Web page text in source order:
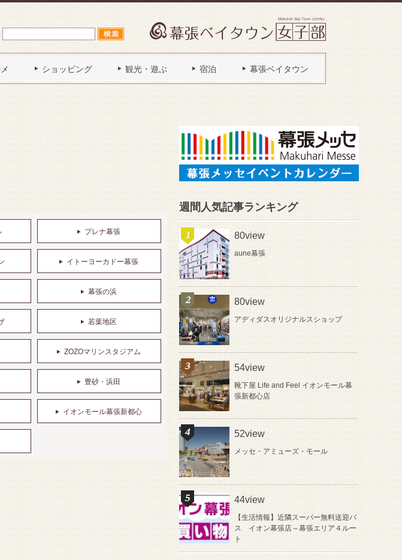
ショッピング 観光・遊ぶ 宿泊 幕張ベイタウン
プレナ幕張
イトーヨーカドー幕張
幕張の浜
若葉地区
ZOZOマリンスタジアム
豊砂・浜田
イオンモール幕張新都心
週間人気記事ランキング
80view
aune幕張
80view
アディダスオリジナルスショップ
54view
靴下屋 Life and Feel イオンモール幕
張新都心店
52view
メッセ・アミューズ・モール
44view
【生活情報】近隣スーパー無料送迎バ
ス イオン幕張店～幕張エリア４ルー
ト